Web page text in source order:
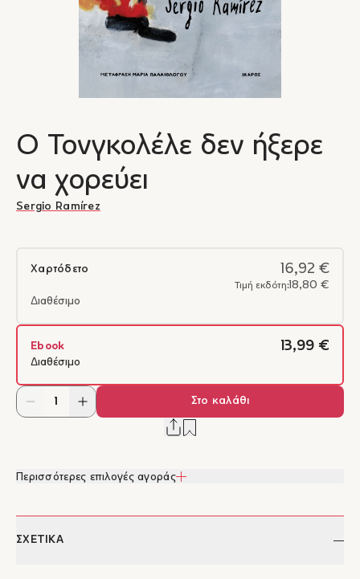
Ο Τονγκολέλε δεν ήξερε
να χορεύει
Sergio Ramírez
Χαρτόδετο 16,92 €
Τιμή εκδότη: 18,80 €
Διαθέσιμο
Ebook 13,99 €
Διαθέσιμο
Στο καλάθι
Περισσότερες επιλογές αγοράς
ΣΧΕΤΙΚΑ